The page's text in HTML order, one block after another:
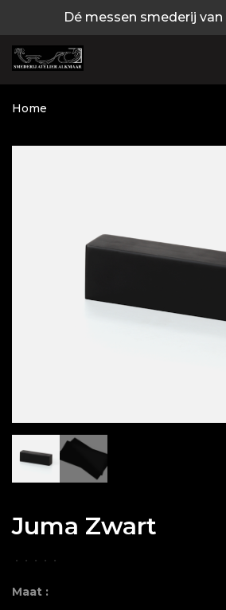
Dé messen smederij
Home
Juma Zwart
• • • • •
Maat :